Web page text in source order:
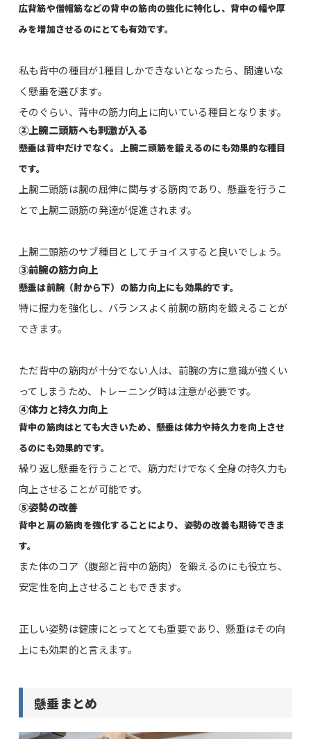
広背筋や僧帽筋などの背中の筋肉の強化に特化し、背中の幅や厚
みを増加させるのにとても有効です。
私も背中の種目が1種目しかできないとなったら、間違いな
く懸垂を選びます。
そのぐらい、背中の筋力向上に向いている種目となります。
②上腕二頭筋へも刺激が入る
懸垂は背中だけでなく。上腕二頭筋を鍛えるのにも効果的な種目
です。
上腕二頭筋は腕の屈伸に関与する筋肉であり、懸垂を行うこ
とで上腕二頭筋の発達が促進されます。
上腕二頭筋のサブ種目としてチョイスすると良いでしょう。
③前腕の筋力向上
懸垂は前腕（肘から下）の筋力向上にも効果的です。
特に握力を強化し、バランスよく前腕の筋肉を鍛えることが
できます。
ただ背中の筋肉が十分でない人は、前腕の方に意識が強くい
ってしまうため、トレーニング時は注意が必要です。
④体力と持久力向上
背中の筋肉はとても大きいため、懸垂は体力や持久力を向上させ
るのにも効果的です。
繰り返し懸垂を行うことで、筋力だけでなく全身の持久力も
向上させることが可能です。
⑤姿勢の改善
背中と肩の筋肉を強化することにより、姿勢の改善も期待できま
す。
また体のコア（腹部と背中の筋肉）を鍛えるのにも役立ち、
安定性を向上させることもできます。
正しい姿勢は健康にとってとても重要であり、懸垂はその向
上にも効果的と言えます。
懸垂まとめ